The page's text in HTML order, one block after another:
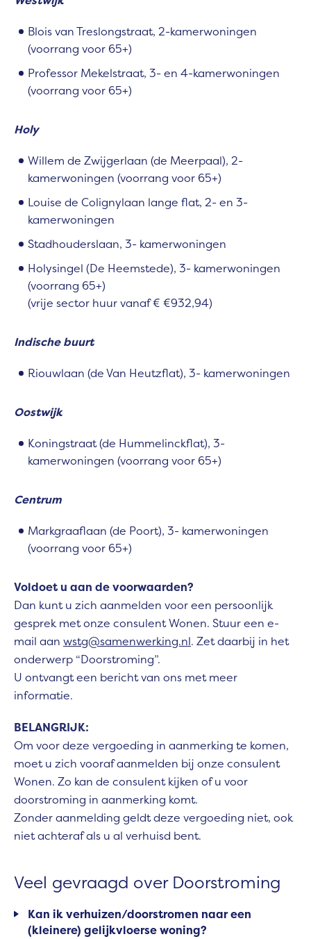
Blois van Treslongstraat, 2-kamerwoningen
(voorrang voor 65+)
Professor Mekelstraat, 3- en 4-kamerwoningen
(voorrang voor 65+)
Holy
Willem de Zwijgerlaan (de Meerpaal), 2-
kamerwoningen (voorrang voor 65+)
Louise de Colignylaan lange flat, 2- en 3-
kamerwoningen
Stadhouderslaan, 3- kamerwoningen
Holysingel (De Heemstede), 3- kamerwoningen
(voorrang 65+)
(vrije sector huur vanaf € €932,94)
Indische buurt
Riouwlaan (de Van Heutzflat), 3- kamerwoningen
Oostwijk
Koningstraat (de Hummelinckflat), 3-
kamerwoningen (voorrang voor 65+)
Centrum
Markgraaflaan (de Poort), 3- kamerwoningen
(voorrang voor 65+)
Voldoet u aan de voorwaarden?
Dan kunt u zich aanmelden voor een persoonlijk
gesprek met onze consulent Wonen. Stuur een e-
mail aan wstg@samenwerking.nl. Zet daarbij in het
onderwerp “Doorstroming”.
U ontvangt een bericht van ons met meer
informatie.
BELANGRIJK:
Om voor deze vergoeding in aanmerking te komen,
moet u zich vooraf aanmelden bij onze consulent
Wonen. Zo kan de consulent kijken of u voor
doorstroming in aanmerking komt.
Zonder aanmelding geldt deze vergoeding niet, ook
niet achteraf als u al verhuisd bent.
Veel gevraagd over Doorstroming
Kan ik verhuizen/doorstromen naar een
(kleinere) gelijkvloerse woning?